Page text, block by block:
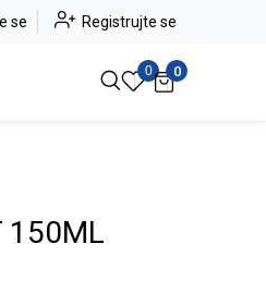
Ras do -50% Pogledaj više
se Registrujte se
0 0
150ML